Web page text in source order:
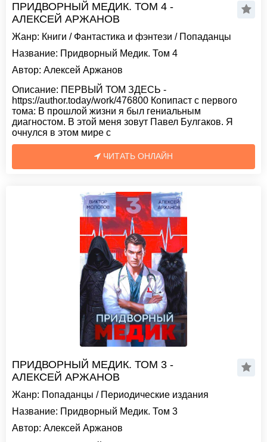
ПРИДВОРНЫЙ МЕДИК. ТОМ 4 -
АЛЕКСЕЙ АРЖАНОВ
Жанр: Книги / Фантастика и фэнтези / Попаданцы
Название: Придворный Медик. Том 4
Автор: Алексей Аржанов
Описание: ПЕРВЫЙ ТОМ ЗДЕСЬ -
https://author.today/work/476800 Копипаст с первого
тома: В прошлой жизни я был гениальным
диагностом. В этой меня зовут Павел Булгаков. Я
очнулся в этом мире с
ЧИТАТЬ ОНЛАЙН
ПРИДВОРНЫЙ МЕДИК. ТОМ 3 -
АЛЕКСЕЙ АРЖАНОВ
Жанр: Попаданцы / Периодические издания
Название: Придворный Медик. Том 3
Автор: Алексей Аржанов